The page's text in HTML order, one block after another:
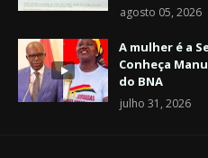
agosto 05, 2026
A mulher é a
Conheça
do BNA
julho 31, 2026